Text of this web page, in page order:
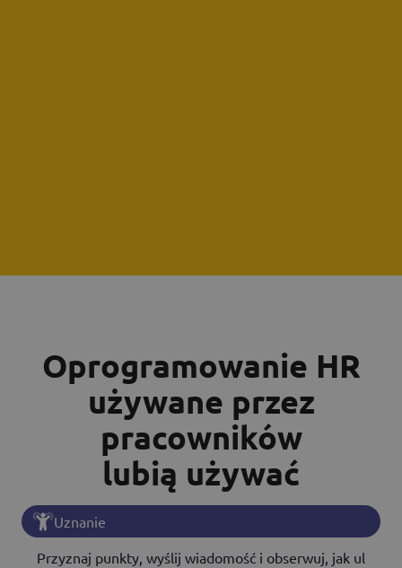
Oprogramowanie HR
używane przez
pracowników
lubią używać
Uznanie
Przyznaj punkty, wyślij wiadomość i obserwuj, jak ul